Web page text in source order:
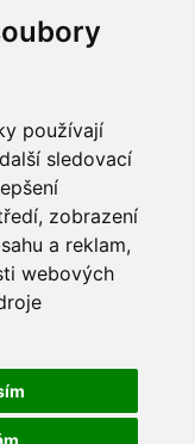
používají
sledovací
zobrazení
a reklam,
webových
568 02, CZ